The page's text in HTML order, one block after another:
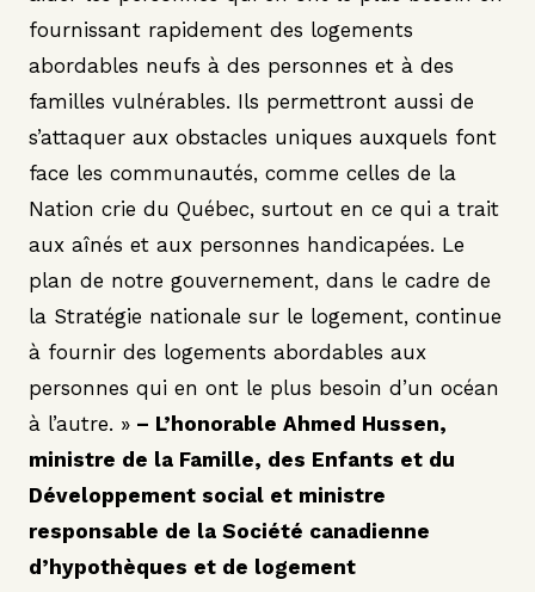
fournissant rapidement des logements
abordables neufs à des personnes et à des
familles vulnérables. Ils permettront aussi de
s’attaquer aux obstacles uniques auxquels font
face les communautés, comme celles de la
Nation crie du Québec, surtout en ce qui a trait
aux aînés et aux personnes handicapées. Le
plan de notre gouvernement, dans le cadre de
la Stratégie nationale sur le logement, continue
à fournir des logements abordables aux
personnes qui en ont le plus besoin d’un océan
à l’autre. » – L’honorable Ahmed Hussen,
ministre de la Famille, des Enfants et du
Développement social et ministre
responsable de la Société canadienne
d’hypothèques et de logement